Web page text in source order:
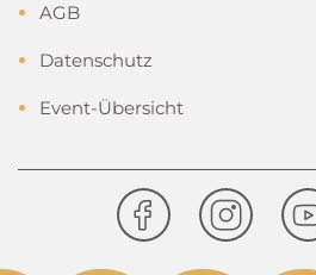
AGB
Datenschutz
Event-Übersicht